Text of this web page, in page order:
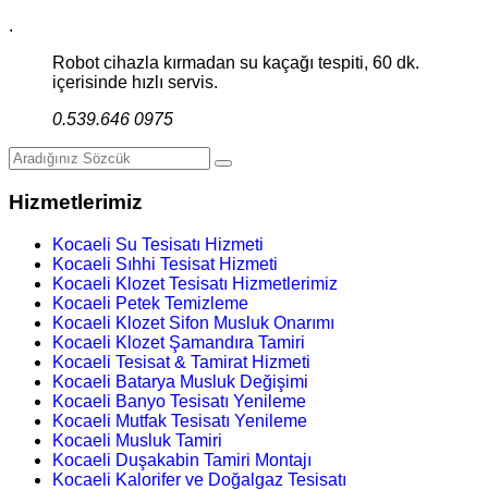
.
Robot cihazla kırmadan su kaçağı tespiti, 60 dk.
içerisinde hızlı servis.
0.539.646 0975
Hizmetlerimiz
Kocaeli Su Tesisatı Hizmeti
Kocaeli Sıhhi Tesisat Hizmeti
Kocaeli Klozet Tesisatı Hizmetlerimiz
Kocaeli Petek Temizleme
Kocaeli Klozet Sifon Musluk Onarımı
Kocaeli Klozet Şamandıra Tamiri
Kocaeli Tesisat & Tamirat Hizmeti
Kocaeli Batarya Musluk Değişimi
Kocaeli Banyo Tesisatı Yenileme
Kocaeli Mutfak Tesisatı Yenileme
Kocaeli Musluk Tamiri
Kocaeli Duşakabin Tamiri Montajı
Kocaeli Kalorifer ve Doğalgaz Tesisatı